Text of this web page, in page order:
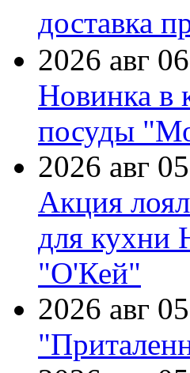
доставка
2026 авг 06
Новинка в
посуды
2026 авг 05
Акция
для кухни
"О'Кей"
2026 авг 05